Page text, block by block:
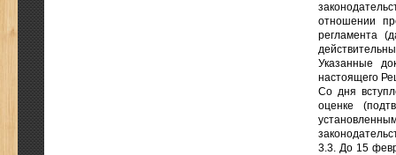
отношении
регламента
Указанные
настоящего
Со дня
оценке
3.3. До 15